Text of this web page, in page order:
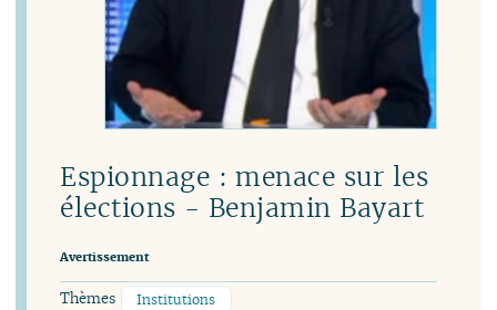
Espionnage : menace sur les
élections - Benjamin Bayart
Avertissement
Thèmes
Institutions